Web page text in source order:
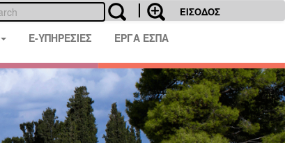
ΕΙΣΟΔΟΣ
E-ΥΠΗΡΕΣΙΕΣ ΕΡΓΑ ΕΣΠΑ